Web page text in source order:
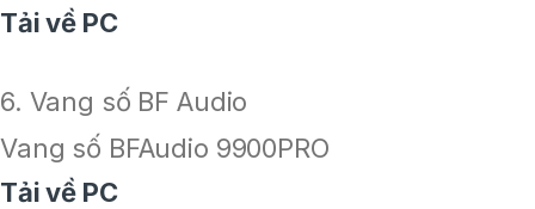
Tải về PC
6. Vang số BF Audio
Vang số BFAudio 9900PRO
Tải về PC